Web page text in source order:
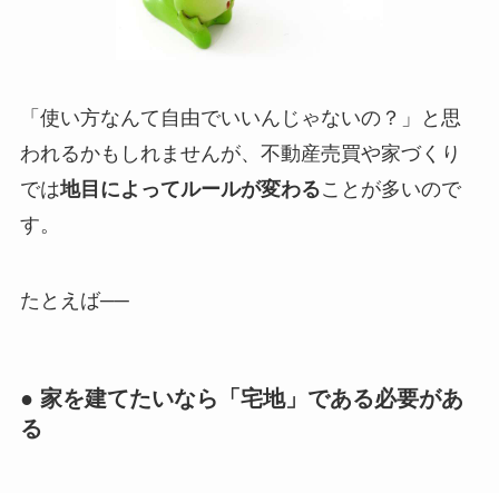
「使い方なんて自由でいいんじゃないの？」と思
われるかもしれませんが、不動産売買や家づくり
では地目によってルールが変わることが多いので
す。
たとえば──
● 家を建てたいなら「宅地」である必要があ
る